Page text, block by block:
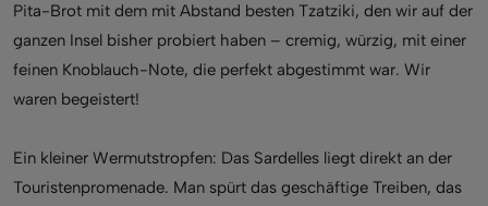
Pita-Brot mit dem mit Abstand besten Tzatziki, den wir auf der
ganzen Insel bisher probiert haben – cremig, würzig, mit einer
feinen Knoblauch-Note, die perfekt abgestimmt war. Wir
waren begeistert!
Ein kleiner Wermutstropfen: Das Sardelles liegt direkt an der
Touristenpromenade. Man spürt das geschäftige Treiben, das